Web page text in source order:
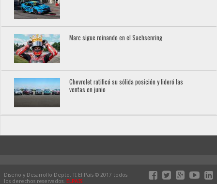
Marc sigue reinando en el Sachsenring
Chevrolet ratificó su sólida posición y lideró las
ventas en junio
Diseño y Desarrollo Depto. TI El País © 2017 todos
los derechos reservados. ELPAIS